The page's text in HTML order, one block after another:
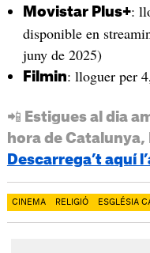
Movistar Plus+:
disponible en
juny de 2025)
Filmin: lloguer per
📲 Estigues al dia
hora de
Descarrega’t aquí
CINEMA RELIGIÓ ESGLÉSIA